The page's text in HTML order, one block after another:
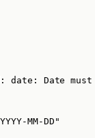
Date must be
MM-DD "